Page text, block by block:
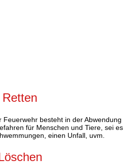
Retten
Feuerwehr besteht in der Abwendung
für Menschen und Tiere, sei es
einen Unfall, uvm.